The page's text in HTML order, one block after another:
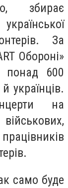
збирає
За
Обороні»
понад 600
українців.
на
само буде